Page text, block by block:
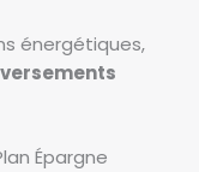
énergétiques,
versements
Épargne